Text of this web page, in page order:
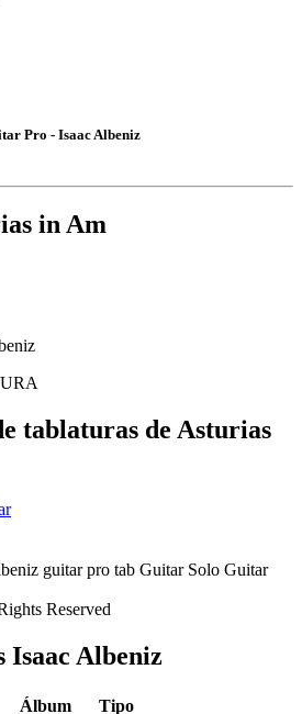
Pro - Isaac Albeniz
in Am
tablaturas de Asturias
Reserved
Isaac Albeniz
Álbum
Tipo